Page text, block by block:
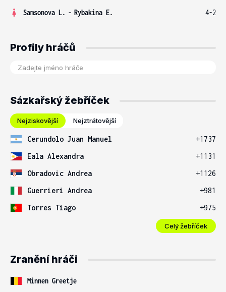
Samsonova L. - Rybakina E. 4-2
Profily hráčů
Sázkařský žebříček
Nejziskovější Nejztrátovější
Cerundolo Juan Manuel
+1737
Eala Alexandra
+1131
Obradovic Andrea
+1126
Guerrieri Andrea
+981
Torres Tiago
+975
Celý žebříček
Zranění hráči
Minnen Greetje